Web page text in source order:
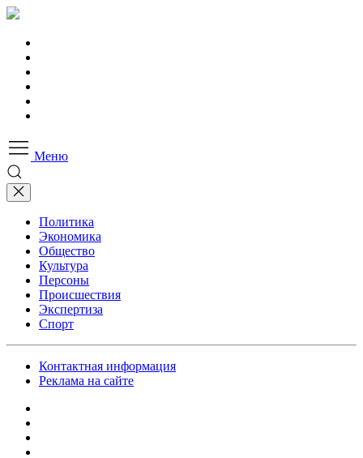
Меню
Политика
Экономика
Общество
Культура
Персоны
Происшествия
Экспертиза
Спорт
Контактная информация
Реклама на сайте